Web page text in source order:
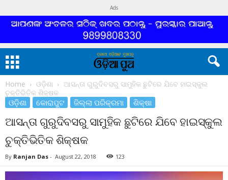
Ads
Home ଓଡ଼ିଶା
ଆସନ୍ତା ଗୁରୁଦିବସରୁ ସାମୁହିକ ଛୁଟିରେ ଯିବେ ହାଇସ୍କୁଲ
ଚୁକ୍ତିଭିତିକ ଶିକ୍ଷକ
ଓଡ଼ିଶା କୋରାପୁଟ ଜିଲ୍ଲା ପରିକ୍ରମା ଶିକ୍ଷା
ଆସନ୍ତା ଗୁରୁଦିବସରୁ ସାମୁହିକ ଛୁଟିରେ ଯିବେ ହାଇସ୍କୁଲ
ଚୁକ୍ତିଭିତିକ ଶିକ୍ଷକ
By Ranjan Das - August 22, 2018 123